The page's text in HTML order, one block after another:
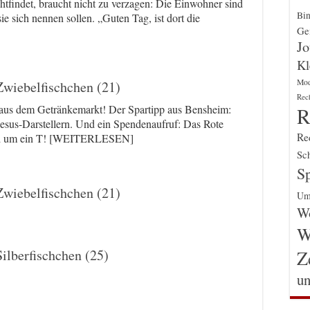
braucht nicht zu verzagen: Die Einwohner sind
sich nennen sollen. „Guten Tag, ist dort die
(21)
dem Getränkemarkt! Der Spartipp aus Bensheim:
Darstellern. Und ein Spendenaufruf: Das Rote
um ein T! [WEITERLESEN]
(21)
(25)